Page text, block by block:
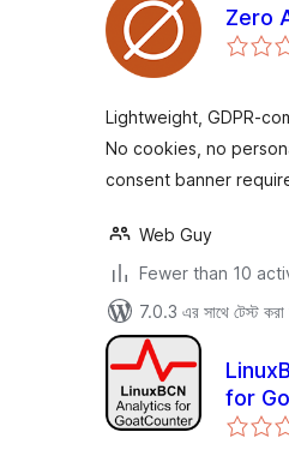
Zero
Lightweight, GDPR-
No cookies, no
consent banner
Web Guy
Fewer than 10
7.0.3 এর সাথে টেস্ট করা
for